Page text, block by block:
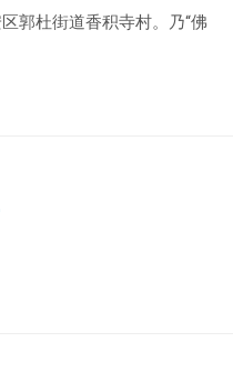
郭杜街道香积寺村。乃“佛